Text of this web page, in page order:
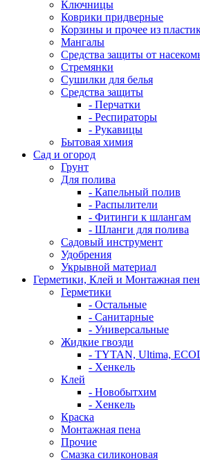
Ключницы
Коврики придверные
Корзины и прочее из
Мангалы
Средства защиты от
Стремянки
Сушилки для белья
Средства защиты
- Перчатки
- Респираторы
- Рукавицы
Бытовая химия
Сад и огород
Грунт
Для полива
- Капельный полив
- Распылители
- Фитинги к шлангам
- Шланги для полива
Садовый инструмент
Удобрения
Укрывной материал
Герметики, Клей и Монтажная
Герметики
- Остальные
- Санитарные
- Универсальные
Жидкие гвозди
- TYTAN, Ultima,
- Хенкель
Клей
- Новобытхим
- Хенкель
Краска
Монтажная пена
Прочие
Смазка силиконовая